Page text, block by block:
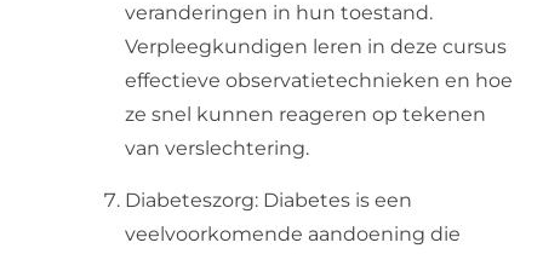
veranderingen in hun toestand.
Verpleegkundigen leren in deze cursus
effectieve observatietechnieken en hoe
ze snel kunnen reageren op tekenen
van verslechtering.
Diabeteszorg: Diabetes is een
veelvoorkomende aandoening die